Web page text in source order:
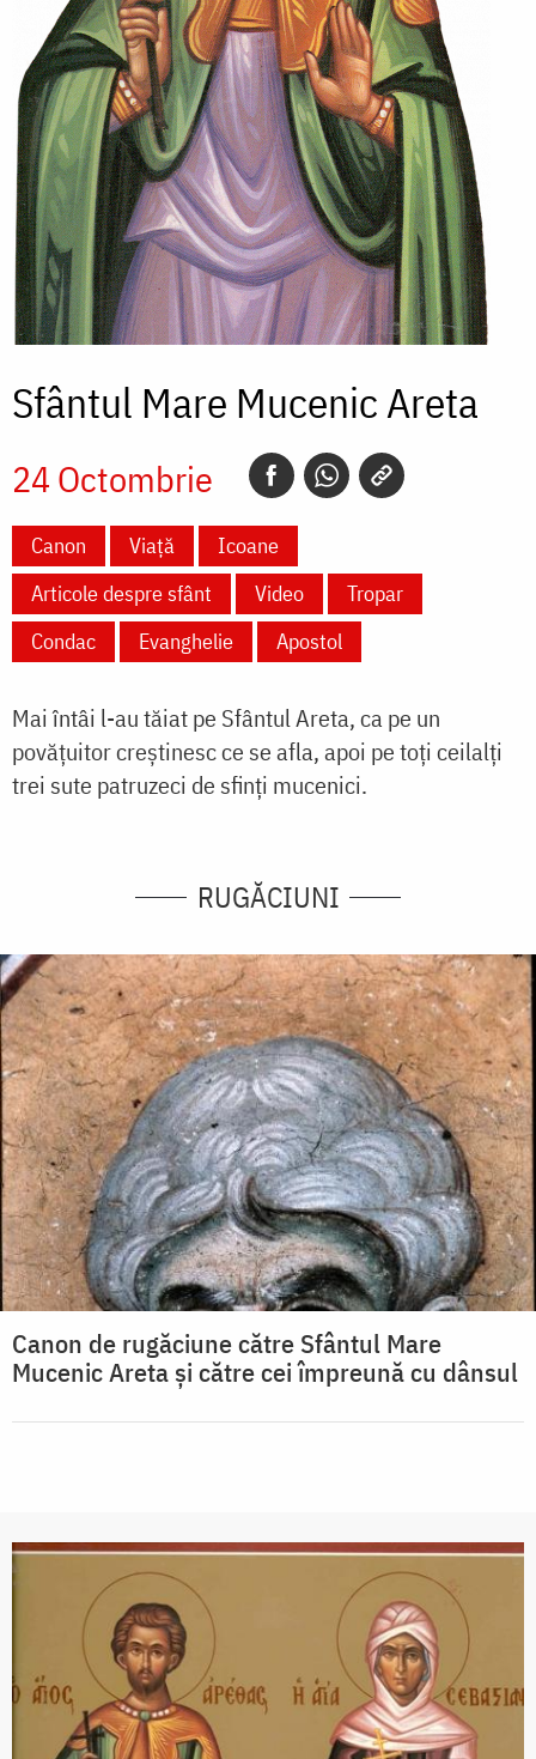
Sfântul Mare Mucenic Areta
24 Octombrie
Canon Viață
Icoane
Articole despre sfânt
Video
Tropar
Condac
Evanghelie Apostol
Mai întâi l-au tăiat pe Sfântul Areta, ca pe un
povățuitor creștinesc ce se afla, apoi pe toți ceilalți
trei sute patruzeci de sfinți mucenici.
RUGĂCIUNI
Canon de rugăciune către Sfântul Mare
Mucenic Areta şi către cei împreună cu dânsul